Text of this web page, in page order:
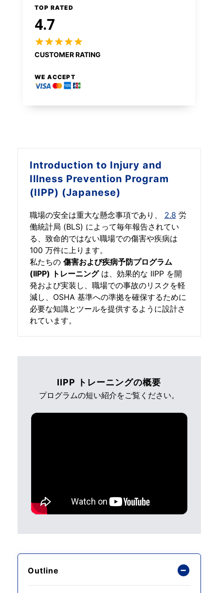
Introduction to Injury and
Illness Prevention Program
(IIPP) (Japanese)
職場の安全は重大な懸念事項であり、 2.8 労
働統計局 (BLS) によって毎年報告されてい
る、致命的ではない職場での傷害や疾病は
100 万件に上ります。
私たちの 傷害および疾病予防プログラム
(IIPP) トレーニングは、効果的な IIPP を開
発および実装し、職場での事故のリスクを軽
減し、OSHA 基準への準拠を確保するために
必要な知識とツールを提供するように設計さ
れています。
IIPP トレーニングの概要
プログラムの短い紹介をご覧ください。
Outline
TOP RATED
4.7
CUSTOMER RATING
WE ACCEPT